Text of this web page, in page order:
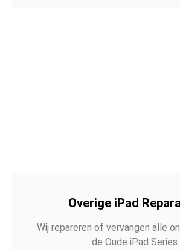
Overige iPad
Wij repareren of vervangen alle
de Oude iPad Series.